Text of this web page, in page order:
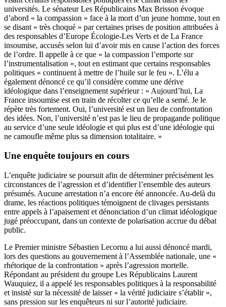
universités. Le sénateur Les Républicains Max Brisson évoque
d’abord « la compassion » face à la mort d’un jeune homme, tout en
se disant « très choqué » par certaines prises de position attribuées à
des responsables d’Europe Écologie-Les Verts et de La France
insoumise, accusés selon lui d’avoir mis en cause l’action des forces
de l’ordre. Il appelle à ce que « la compassion l’emporte sur
l’instrumentalisation », tout en estimant que certains responsables
politiques « continuent à mettre de l’huile sur le feu ». L’élu a
également dénoncé ce qu’il considère comme une dérive
idéologique dans l’enseignement supérieur : « Aujourd’hui, La
France insoumise est en train de récolter ce qu’elle a semé. Je le
répète très fortement. Oui, l’université est un lieu de confrontation
des idées. Non, l’université n’est pas le lieu de propagande politique
au service d’une seule idéologie et qui plus est d’une idéologie qui
ne camoufle même plus sa dimension totalitaire. »
Une enquête toujours en cours
L’enquête judiciaire se poursuit afin de déterminer précisément les
circonstances de l’agression et d’identifier l’ensemble des auteurs
présumés. Aucune arrestation n’a encore été annoncée. Au-delà du
drame, les réactions politiques témoignent de clivages persistants
entre appels à l’apaisement et dénonciation d’un climat idéologique
jugé préoccupant, dans un contexte de polarisation accrue du débat
public.
Le Premier ministre Sébastien Lecornu a lui aussi dénoncé mardi,
lors des questions au gouvernement à l’Assemblée nationale, une «
rhétorique de la confrontation » après l’agression mortelle.
Répondant au président du groupe Les Républicains Laurent
Wauquiez, il a appelé les responsables politiques à la responsabilité
et insisté sur la nécessité de laisser « la vérité judiciaire s’établir »,
sans pression sur les enquêteurs ni sur l’autorité judiciaire.